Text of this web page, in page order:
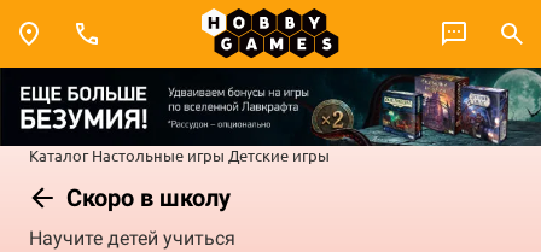
Каталог Настольные игры Детские игры
Скоро в школу
Научите детей учиться